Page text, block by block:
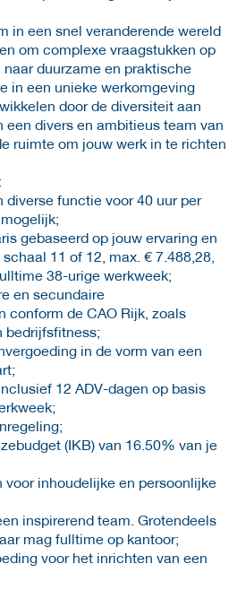
in een snel veranderende wereld
om complexe vraagstukken op
duurzame en praktische
in een unieke werkomgeving
door de diversiteit aan
een divers en ambitieus team van
ruimte om jouw werk in te richten
diverse functie voor 40 uur per
gebaseerd op jouw ervaring en
11 of 12, max. € 7.488,28,
38-urige werkweek;
en secundaire
conform de CAO Rijk, zoals
bedrijfsfitness;
in de vorm van een
12 ADV-dagen op basis
(IKB) van 16.50% van je
voor inhoudelijke en persoonlijke
inspirerend team. Grotendeels
mag fulltime op kantoor;
voor het inrichten van een